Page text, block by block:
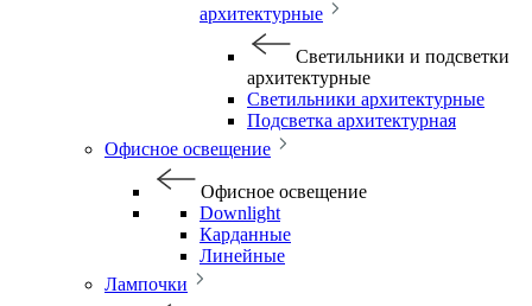
архитектурные
Светильники и подсветки
архитектурные
Светильники архитектурные
Подсветка архитектурная
Офисное освещение
Офисное освещение
Downlight
Карданные
Линейные
Лампочки